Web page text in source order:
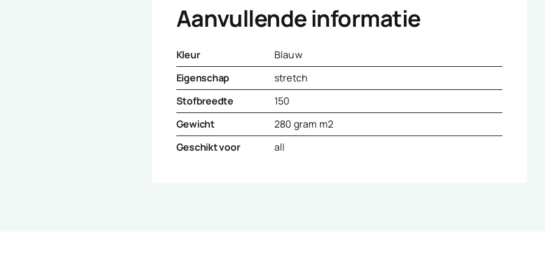
Aanvullende informatie
Kleur
Blauw
Eigenschap
stretch
Stofbreedte
150
Gewicht
280 gram m2
Geschikt voor
all